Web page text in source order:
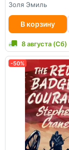
Золя Эмиль
В корзину
8 августа (Сб)
-50%